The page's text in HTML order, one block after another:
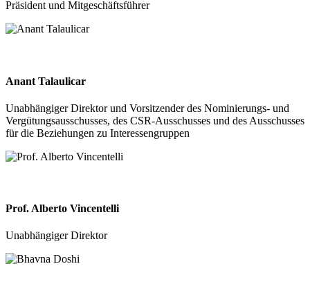
Präsident und Mitgeschäftsführer
Anant Talaulicar
Unabhängiger Direktor und Vorsitzender des Nominierungs- und
Vergütungsausschusses, des CSR-Ausschusses und des Ausschusses
für die Beziehungen zu Interessengruppen
Prof. Alberto Vincentelli
Unabhängiger Direktor